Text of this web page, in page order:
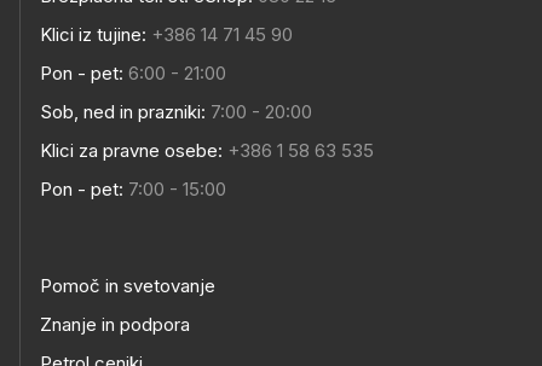
Klici iz tujine: +386 14 71 45 90
Pon - pet: 6:00 - 21:00
Sob, ned in prazniki: 7:00 - 20:00
Klici za pravne osebe: +386 1 58 63 535
Pon - pet: 7:00 - 15:00
Pomoč in svetovanje
Znanje in podpora